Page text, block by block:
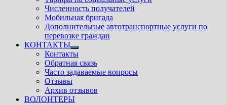
Численность получателей
Мобильная бригада
Дополнительные автотранспортные услуги по
перевозке граждан
КОНТАКТЫ
Показать
подменю
Контакты
Обратная связь
Часто задаваемые вопросы
Отзывы
Архив отзывов
ВОЛОНТЕРЫ